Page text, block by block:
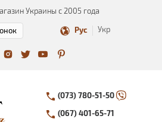
Украины с 2005 года
Рус Укр
(073) 780-51-50
(067) 401-65-71